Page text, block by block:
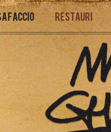
faccio Restauri